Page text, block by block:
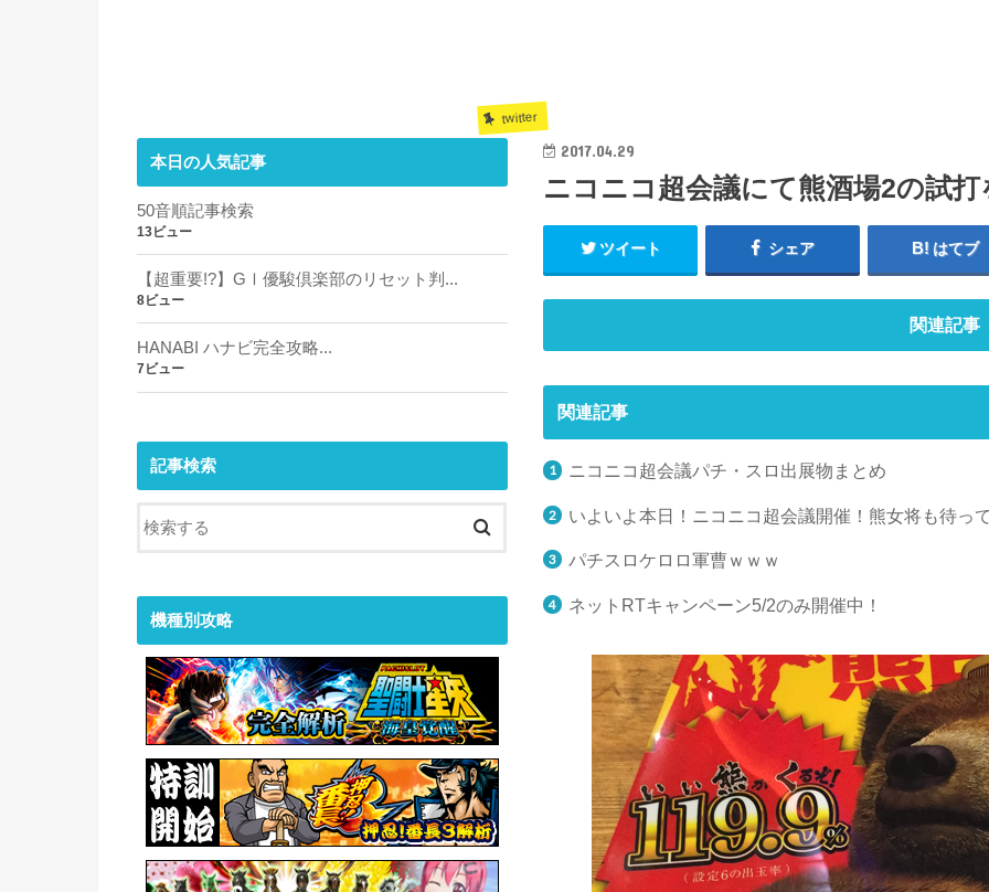
twitter
2017.04.29
ニコニコ超会議にて熊酒場2の試打
ツイート シェア はてブ
関連記事
関連記事
ニコニコ超会議パチ・スロ出展物まとめ
いよいよ本日！ニコニコ超会議開催！熊女将も待っ
パチスロケロロ軍曹ｗｗｗ
ネットRTキャンペーン5/2のみ開催中！
本日の人気記事
50音順記事検索
13ビュー
【超重要!?】GⅠ優駿倶楽部のリセット判...
8ビュー
HANABI ハナビ完全攻略...
7ビュー
記事検索
機種別攻略